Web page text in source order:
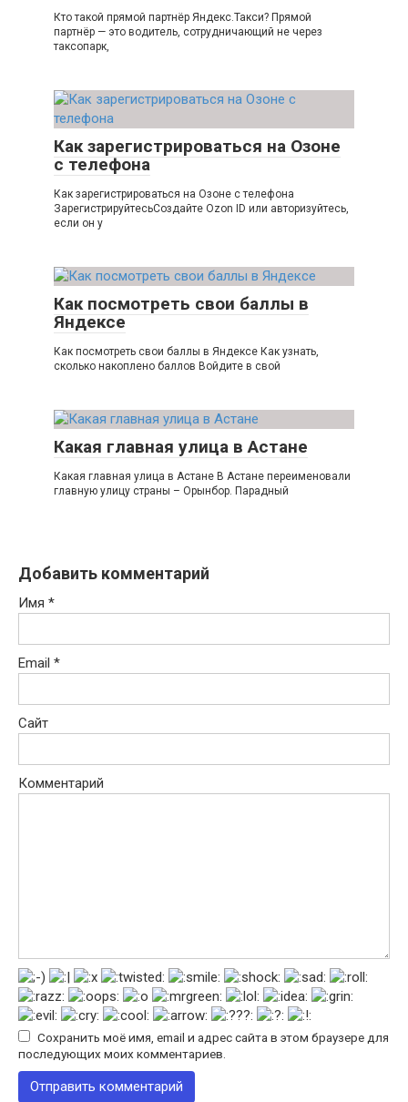
Кто такой прямой партнёр Яндекс.Такси? Прямой
партнёр — это водитель, сотрудничающий не через
таксопарк,
Как зарегистрироваться на Озоне
с телефона
Как зарегистрироваться на Озоне с телефона
ЗарегистрируйтесьСоздайте Ozon ID или авторизуйтесь,
если он у
Как посмотреть свои баллы в
Яндексе
Как посмотреть свои баллы в Яндексе Как узнать,
сколько накоплено баллов Войдите в свой
Какая главная улица в Астане
Какая главная улица в Астане В Астане переименовали
главную улицу страны – Орынбор. Парадный
Добавить комментарий
Имя *
Email *
Сайт
Комментарий
Сохранить моё имя, email и адрес сайта в этом браузере для
последующих моих комментариев.